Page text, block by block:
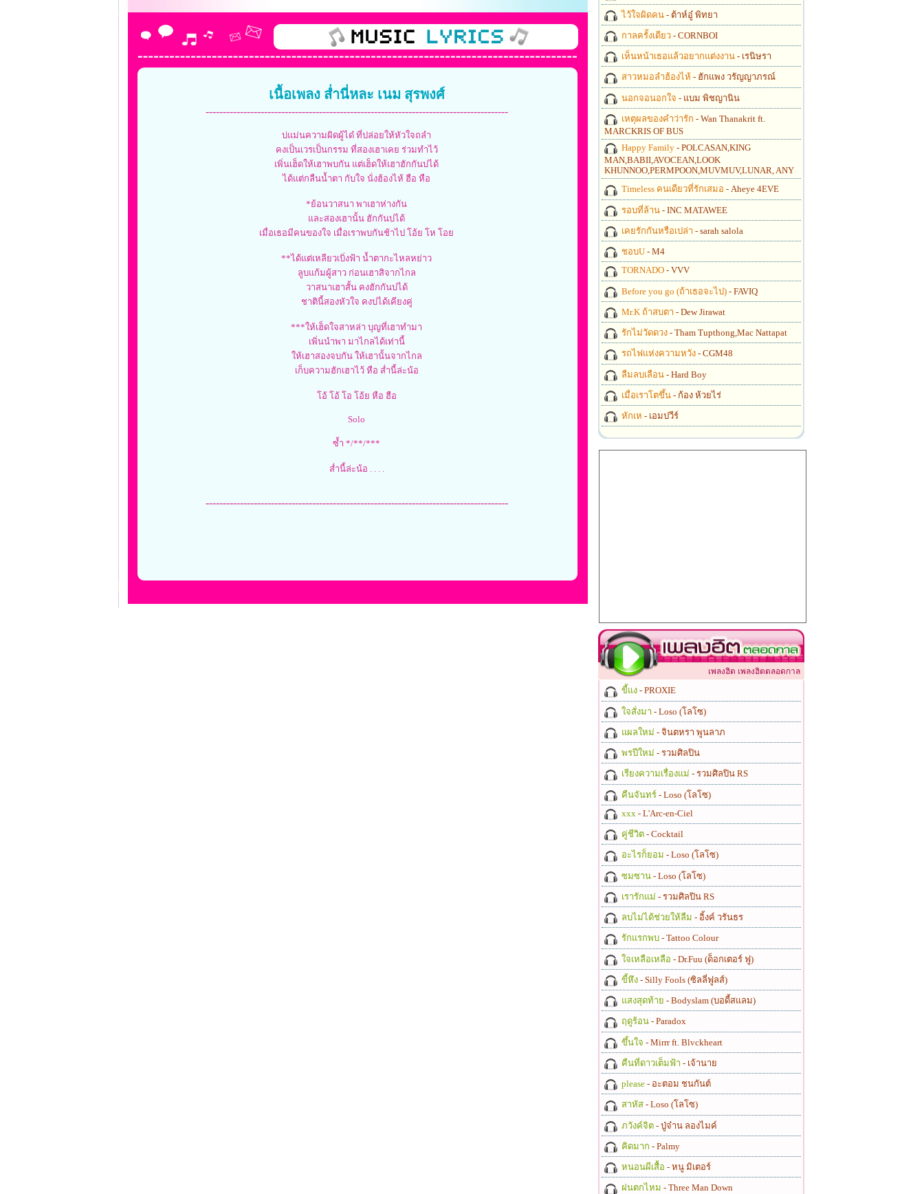
เนื้อเพลง ส่ำนี่หละ เนม สุรพงศ์
----------------------------------------------------------------------------------------
บ่แม่นความผิดผู้ได๋ ที่ปล่อยให้หัวใจถลำ
คงเป็นเวรเป็นกรรม ที่สองเฮาเคย ร่วมทำไว้
เพิ่นเฮ็ดให้เฮาพบกัน แต่เฮ็ดให้เฮาฮักกันบ่ได้
ได้แต่กลืนน้ำตา กับใจ นั่งฮ้องไห้ ฮือ หือ
*ย้อนวาสนา พาเฮาห่างกัน
และสองเฮานั้น ฮักกันบ่ได้
เมื่อเธอมีคนของใจ เมื่อเราพบกันช้าไป โอ้ย โห โอย
**ได้แต่เหลียวเบิ่งฟ้า น้ำตากะไหลหย่าว
ลูบแก้มผู้สาว ก่อนเฮาสิจากไกล
วาสนาเฮาสั้น คงฮักกันบ่ได้
ชาตินี้สองหัวใจ คงบ่ได้เคียงคู่
***ให้เฮ็ดใจสาหล่า บุญที่เฮาทำมา
เพิ่นนำพา มาไกลได้เท่านี้
ให้เฮาสองจบกัน ให้เฮานั้นจากไกล
เก็บความฮักเฮาไว้ หือ ส่ำนี้ล่ะน้อ
โอ้ โอ้ โอ โอ้ย หือ ฮือ
Solo
ซ้ำ */**/***
ส่ำนี้ล่ะน้อ . . . .
----------------------------------------------------------------------------------------
ไว้ใจผิดคน - ต้าห์อู๋ พิทยา
กาลครั้งเดียว - CORNBOI
เห็นหน้าเธอแล้วอยากแต่งงาน - เรนิษรา
สาวหมอลำฮ้องไห้ - ฮักแพง วรัญญาภรณ์
นอกจอนอกใจ - แบม พิชญานิน
เหตุผลของคำว่ารัก - Wan Thanakrit ft.
MARCKRIS OF BUS
Happy Family - POLCASAN,KING
MAN,BABII,AVOCEAN,LOOK
KHUNNOO,PERMPOON,MUVMUV,LUNAR, ANY
Timeless คนเดียวที่รักเสมอ - Aheye 4EVE
รอบที่ล้าน - INC MATAWEE
เคยรักกันหรือเปล่า - sarah salola
ชอบU - M4
TORNADO - VVV
Before you go (ถ้าเธอจะไป) - FAVIQ
Mr.K ถ้าสบตา - Dew Jirawat
รักไม่วัดดวง - Tham Tupthong,Mac Nattapat
รถไฟแห่งความหวัง - CGM48
ลืมลบเลือน - Hard Boy
เมื่อเราโตขึ้น - ก้อง ห้วยไร่
หักเห - เอมปวีร์
เพลงฮิต เพลงฮิตตลอดกาล
ขี้แง - PROXIE
ใจสั่งมา - Loso (โลโซ)
แผลใหม่ - จินตหรา พูนลาภ
พรปีใหม่ - รวมศิลปิน
เรียงความเรื่องแม่ - รวมศิลปิน RS
คืนจันทร์ - Loso (โลโซ)
xxx - L'Arc-en-Ciel
คู่ชีวิต - Cocktail
อะไรก็ยอม - Loso (โลโซ)
ซมซาน - Loso (โลโซ)
เรารักแม่ - รวมศิลปิน RS
ลบไม่ได้ช่วยให้ลืม - อิ้งค์ วรันธร
รักแรกพบ - Tattoo Colour
ใจเหลือเหลือ - Dr.Fuu (ด็อกเตอร์ ฟู)
ขี้หึง - Silly Fools (ซิลลี่ฟูลส์)
แสงสุดท้าย - Bodyslam (บอดี้สแลม)
ฤดูร้อน - Paradox
ขึ้นใจ - Mirrr ft. Blvckheart
คืนที่ดาวเต็มฟ้า - เจ้านาย
please - อะตอม ชนกันต์
สาหัส - Loso (โลโซ)
ภวังค์จิต - ปู่จ๋าน ลองไมค์
คิดมาก - Palmy
หนอนผีเสื้อ - หนู มิเตอร์
ฝนตกไหม - Three Man Down